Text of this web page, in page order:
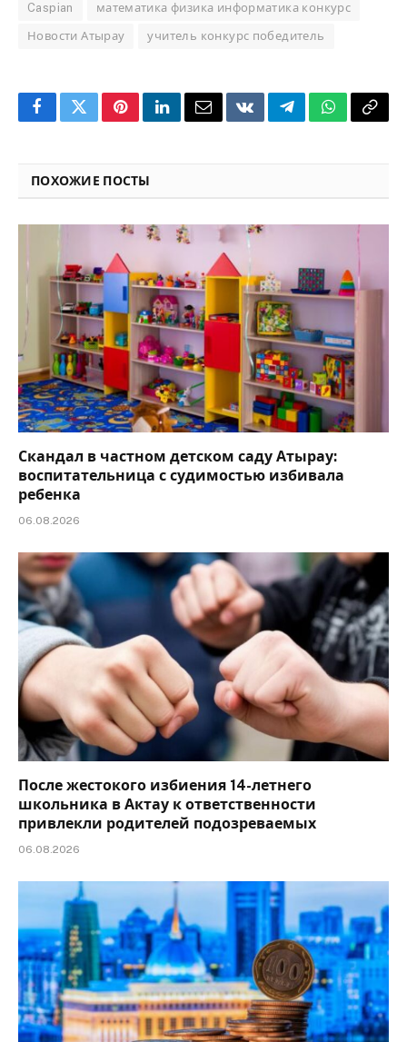
Caspian математика физика информатика конкурс
Новости Атырау учитель конкурс победитель
FacebookTwitterPinterestLinkedInEmailVKontakteTelegramWhatsApp
Copy
ПОХОЖИЕ ПОСТЫ
Скандал в частном детском саду Атырау:
воспитательница с судимостью избивала
ребенка
06.08.2026
После жестокого избиения 14-летнего
школьника в Актау к ответственности
привлекли родителей подозреваемых
06.08.2026